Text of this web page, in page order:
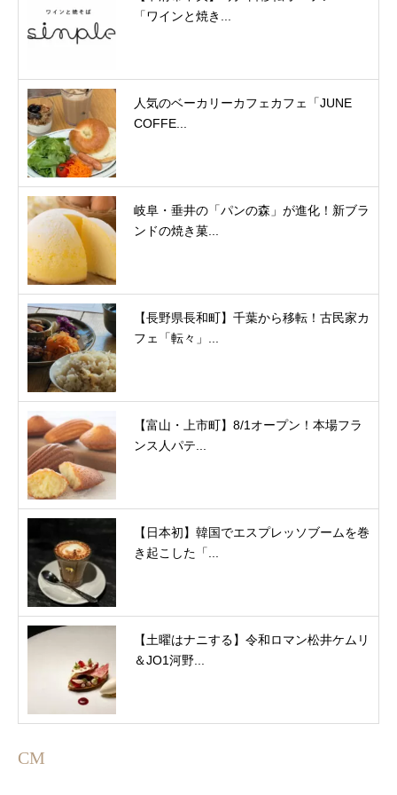
「ワインと焼き...
人気のベーカリーカフェカフェ「JUNE
COFFE...
岐阜・垂井の「パンの森」が進化！新ブラ
ンドの焼き菓...
【長野県長和町】千葉から移転！古民家カ
フェ「転々」...
【富山・上市町】8/1オープン！本場フラ
ンス人パテ...
【日本初】韓国でエスプレッソブームを巻
き起こした「...
【土曜はナニする】令和ロマン松井ケムリ
＆JO1河野...
CM